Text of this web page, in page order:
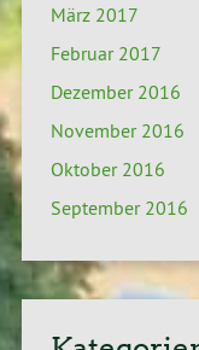
März 2017
Februar 2017
Dezember 2016
November 2016
Oktober 2016
September 2016